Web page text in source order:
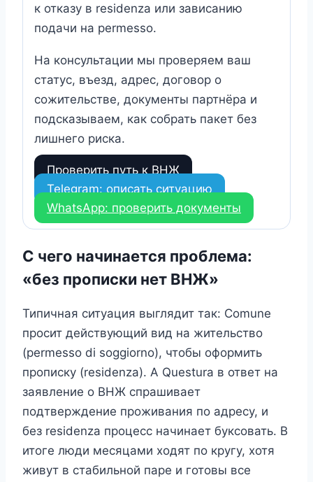
к отказу в residenza или зависанию
подачи на permesso.
На консультации мы проверяем ваш
статус, въезд, адрес, договор о
сожительстве, документы партнёра и
подсказываем, как собрать пакет без
лишнего риска.
Проверить путь к ВНЖ
Telegram: описать ситуацию
WhatsApp: проверить документы
С чего начинается проблема:
«без прописки нет ВНЖ»
Типичная ситуация выглядит так: Comune
просит действующий вид на жительство
(permesso di soggiorno), чтобы оформить
прописку (residenza). А Questura в ответ на
заявление о ВНЖ спрашивает
подтверждение проживания по адресу, и
без residenza процесс начинает буксовать. В
итоге люди месяцами ходят по кругу, хотя
живут в стабильной паре и готовы все